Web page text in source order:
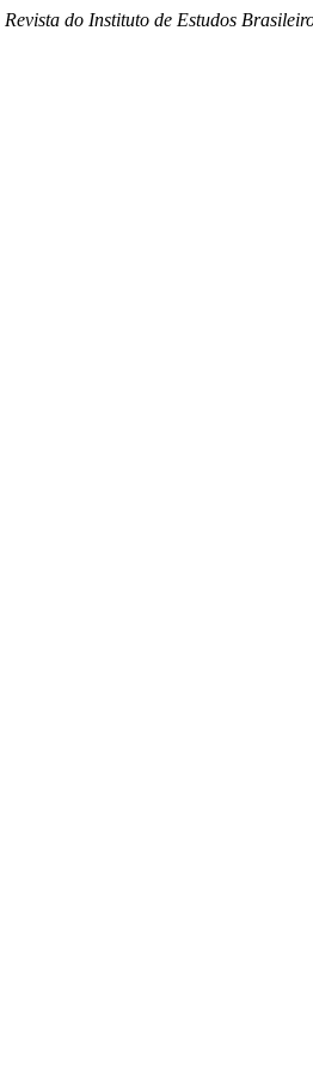
Revista do Instituto de Estudos